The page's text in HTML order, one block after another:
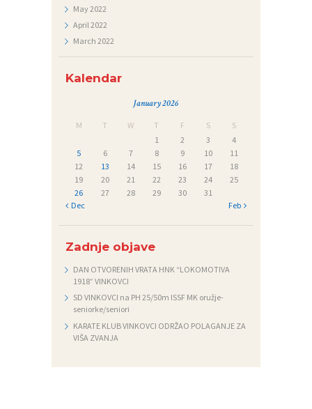
May2022
April 2022
March 2022
Kalendar
January 2026
M T W T F S
S
1
2 3
4
5
6 7 8 9 10
11
12
13 14 15 16 17
18
19
20 21 22 23 24
25
26
27 28 29 30
31
« Dec
Feb »
Zadnje objave
DAN OTVORENIH VRATA HNK “LOKOMOTIVA
1918” VINKOVCI
SD VINKOVCI na PH 25/50m ISSF MK oružje-
seniorke/seniori
KARATE KLUB VINKOVCI ODRŽAO POLAGANJE ZA
VIŠA ZVANJA